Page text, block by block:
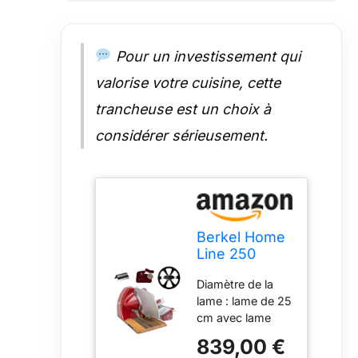
vous avez des
questions, nous
serons heureux
de vous
personnellement.
polyvalente :
idéale comme
trancheuse à
saucisses et
coupe-jambon,
fromage,
capaccio et
fruits. La
machine est
livrée avec une
Pour un investissement qui
valorise votre cuisine, cette
trancheuse est un choix à
considérer sérieusement.
Berkel Home
Line 250
de qualité
supérieure
avec planche
d'insertion
faite à la main
Diamètre de la
lame : lame de 25
cm avec lame
Une puissance
839,00 €